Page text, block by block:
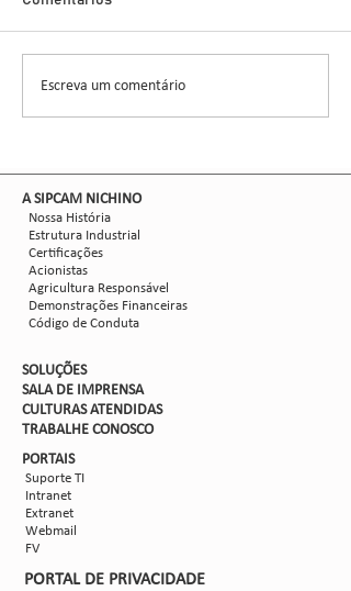
Nova safra de milho:
como mitigar as perdas
Escreva um comentário
​A SIPCAM NICHINO
Nossa História
Estrutura Industrial
Certificações
Acionistas
Agricultura Responsável
Demonstrações Financeiras
Código de Conduta
SOLUÇÕES
SALA DE IMPRENSA
CULTURAS ATENDIDAS
TRABALHE CONOSCO
PORTAIS
Suporte TI
Intranet
Extranet
Webmail
FV
PORTAL DE PRIVACIDADE